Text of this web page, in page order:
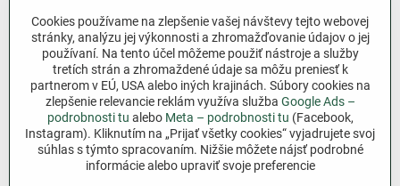
Všetko o nákupe
Ďakujeme za podporu
Sme slovenský e-shop bez dotácií​. Fungujeme len
vďaka vám – ľuďom, ktorí veria v poctivú prácu a
lásku k pôde​. Každý nákup na Jutro​.sk nám pomáha
pokračovať v tom, čo má zmysel – pomáhať
záhradkárom zadarmo a srdcom​.
Cookies používame na zlepšenie vašej návštevy tejto webovej
stránky, analýzu jej výkonnosti a zhromažďovanie údajov o jej
používaní. Na tento účel môžeme použiť nástroje a služby
tretích strán a zhromaždené údaje sa môžu preniesť k
partnerom v EÚ, USA alebo iných krajinách. Súbory cookies na
zlepšenie relevancie reklám využíva služba Google Ads –
podrobnosti tu alebo Meta – podrobnosti tu (Facebook,
Instagram). Kliknutím na „Prijať všetky cookies“ vyjadrujete svoj
súhlas s týmto spracovaním. Nižšie môžete nájsť podrobné
informácie alebo upraviť svoje preferencie